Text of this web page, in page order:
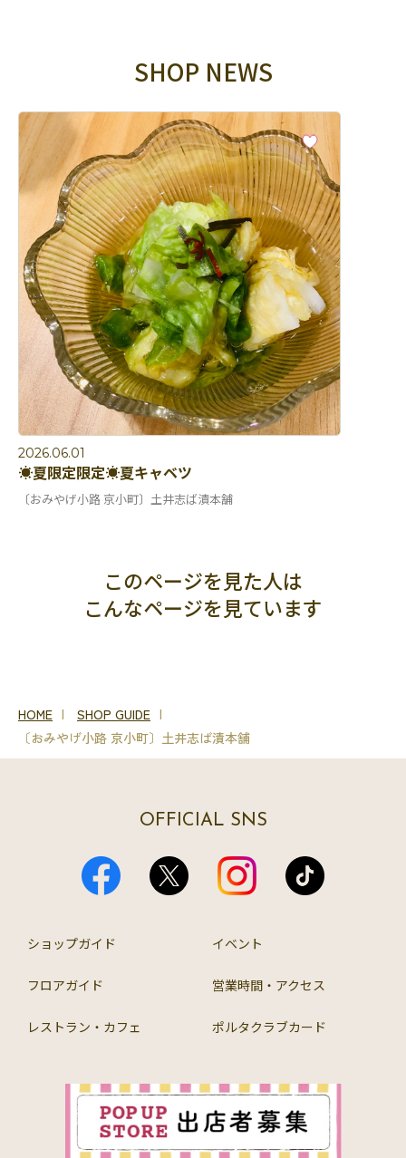
SHOP NEWS
2026.06.01
☀️夏限定限定☀️夏キャベツ
〔おみやげ小路 京小町〕土井志ば漬本舗
このページを見た人は
こんなページを見ています
HOME
SHOP GUIDE
〔おみやげ小路 京小町〕土井志ば漬本舗
OFFICIAL SNS
ショップガイド イベント
フロアガイド 営業時間・アクセス
レストラン・カフェ ポルタクラブカード